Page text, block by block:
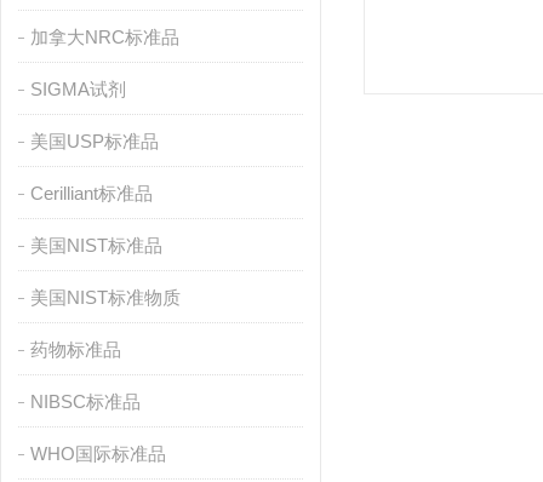
加拿大NRC标准品
SIGMA试剂
美国USP标准品
Cerilliant标准品
美国NIST标准品
美国NIST标准物质
药物标准品
NIBSC标准品
WHO国际标准品